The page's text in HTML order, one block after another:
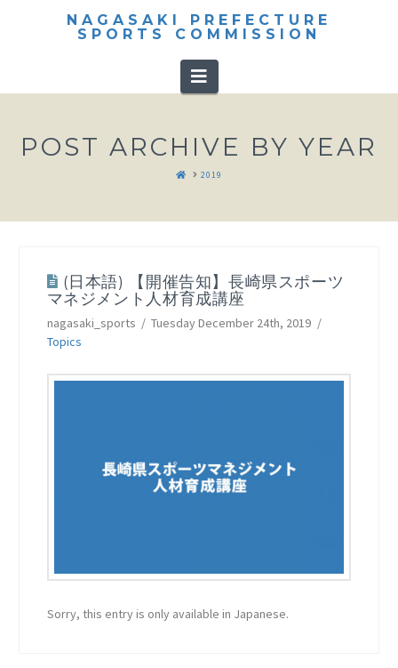
NAGASAKI PREFECTURE
SPORTS COMMISSION
Navigation
POST ARCHIVE BY YEAR
HOME2019
(日本語) 【開催告知】長崎県スポーツ
マネジメント人材育成講座
nagasaki_sports
Tuesday December 24th, 2019
Topics
Sorry, this entry is only available in Japanese.